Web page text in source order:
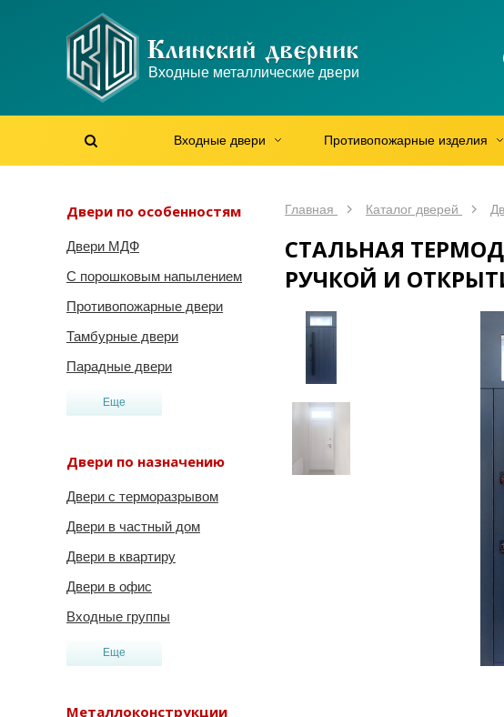
Входные металлические двери
Входные двери Противопожарные изделия
Двери по особенностям
Двери МДФ
С порошковым напылением
Противопожарные двери
Тамбурные двери
Парадные двери
Еще
Двери по назначению
Двери с терморазрывом
Двери в частный дом
Двери в квартиру
Двери в офис
Входные группы
Еще
Металлоконструкции
Главная Каталог дверей
СТАЛЬНАЯ
РУЧКОЙ И
Max
Мы онлайн!
WhatsApp
Мы онлайн!
Telegram
Мы онлайн!
Max
Мы онлайн!
WhatsApp
Мы онлайн!